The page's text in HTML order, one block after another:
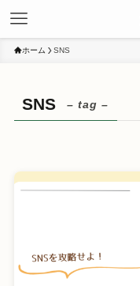
ホーム SNS
SNS – tag –